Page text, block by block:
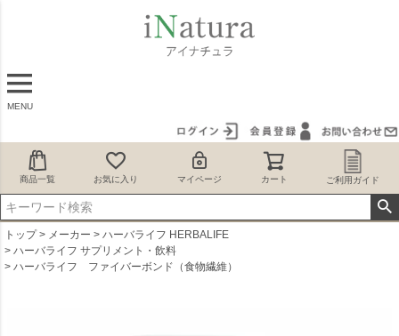
MENU
商品一覧 お気に入り マイページ カート ご利用ガイド
トップ メーカー
ハーバライフ HERBALIFE
ハーバライフ サプリメント・飲料
ハーバライフ ファイバーボンド（食物繊維）